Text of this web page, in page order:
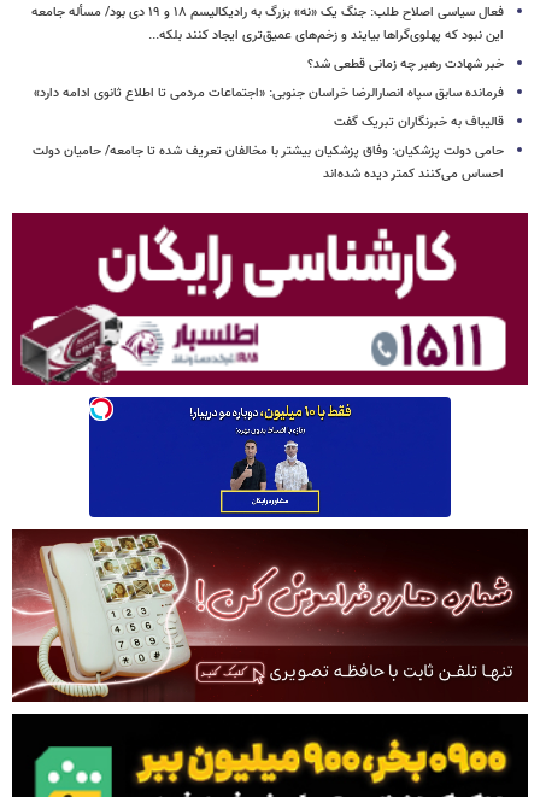
فعال سیاسی اصلاح طلب: جنگ یک «نه» بزرگ به رادیکالیسم ۱۸ و ۱۹ دی بود/ مسأله جامعه
این نبود که پهلوی‌گراها بیایند و زخم‌های عمیق‌تری ایجاد کنند بلکه...
خبر شهادت رهبر چه زمانی قطعی شد؟
فرمانده سابق سپاه انصارالرضا خراسان جنوبی: «اجتماعات مردمی تا اطلاع ثانوی ادامه دارد»
قالیباف به خبرنگاران تبریک گفت
حامی دولت پزشکیان: وفاق پزشکیان بیشتر با مخالفان تعریف شده تا جامعه/ حامیان دولت
احساس می‌کنند کمتر دیده شده‌اند